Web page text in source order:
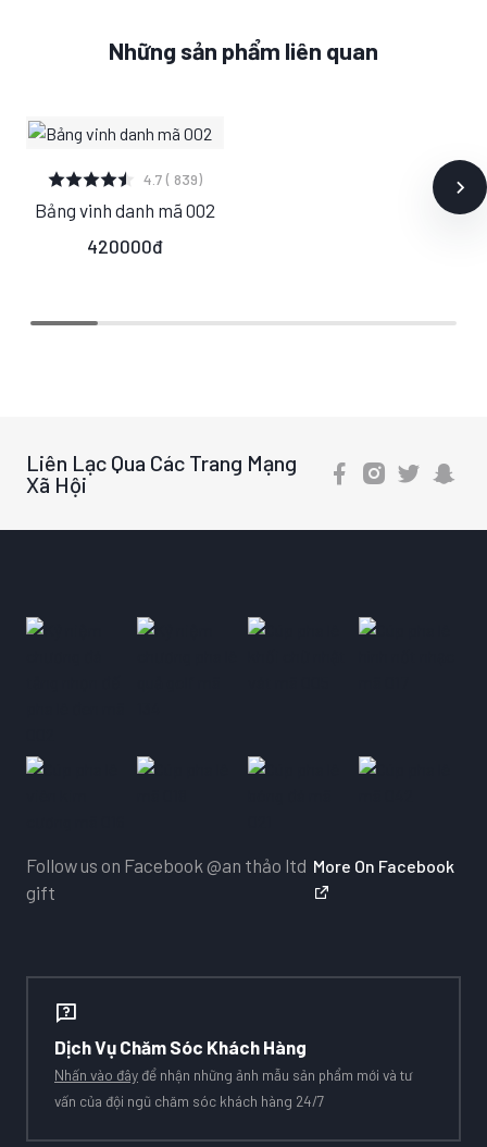
Những sản phẩm liên quan
XEM CHI TIẾT
S
M
L
4.7 ( 839)
Bảng vinh danh mã 002
420000đ
Liên Lạc Qua Các Trang Mạng
Xã Hội
Follow us on Facebook @an thảo ltd
gift
More On Facebook
Dịch Vụ Chăm Sóc Khách Hàng
Nhấn vào đây để nhận những ảnh mẫu sản phẩm mới và tư
vấn của đội ngũ chăm sóc khách hàng 24/7